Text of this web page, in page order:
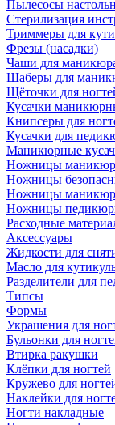
Пылесосы
Стерилизация
Триммеры для
Фрезы (насадки)
Чаши для
Шаберы для
Щёточки для
Кусачки
Книпсеры для
Кусачки для
Маникюрные
Ножницы
Ножницы
Ножницы
Ножницы
Расходные
Аксессуары
Жидкости для
Масло для
Разделители для
Типсы
Формы
Украшения для
Бульонки для
Втирка ракушки
Клёпки для ногтей
Кружево для
Наклейки для
Ногти накладные